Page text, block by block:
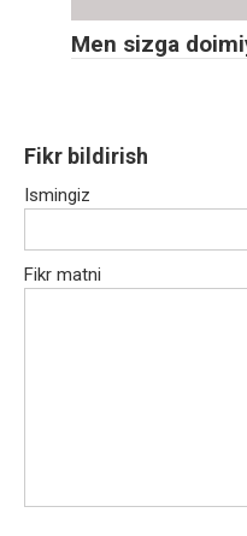
Men sizga
Fikr bildirish
Ismingiz
Fikr matni